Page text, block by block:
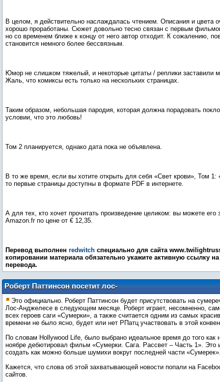
В целом, я действительно наслаждалась чтением. Описания и цвета
хорошо проработаны. Сюжет довольно тесно связан с первым
но со временем ближе к концу от него автор отходит. К сожалению,
становится немного более бессвязным.
Юмор не слишком тяжелый, и некоторые цитаты / реплики заставили
Жаль, что комиксы есть только на нескольких страницах.
Таким образом, небольшая пародия, которая должна порадовать
условии, что это любовь!
Том 2 планируется, однако дата пока не объявлена.
В то же время, если вы хотите открыть для себя «Свет крови», Том 1:
то первые страницы доступны в формате PDF в интернете.
А для тех, кто хочет прочитать произведение целиком: вы можете его
Amazon.fr по цене от € 12,35.
Перевод выполнен redwitch специально для сайта
копировании материала обязательно укажите активную ссылку на
перевода.
Роберт Паттинсон посетит лос-
анджелевскую сумеречную конвенцию
в ноябре
Это официально. Роберт Паттинсон будет присутствовать на
Лос-Анджелесе в следующем месяце. Роберт играет, несомненно,
всех героев саги «Сумерки», а также считается одним из самых
времени не было ясно, будет или нет РПатц участвовать в этой
По словам Hollywood Life, было выбрано идеальное время до того
ноябре дебютировал фильм «Сумерки. Сага. Рассвет – Часть 1». Это
создать как можно больше шумихи вокруг последней части
Кажется, что слова об этой захватывающей новости попали на
сайтов.